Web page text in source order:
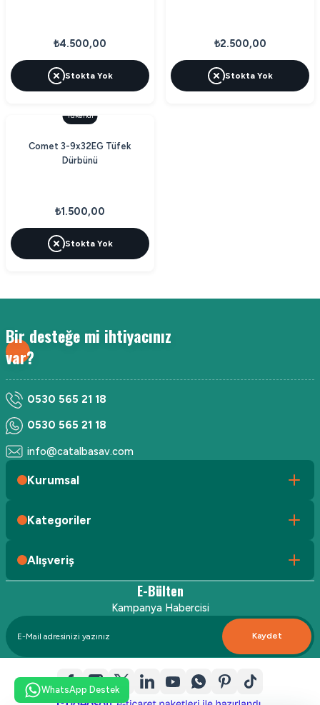
₺4.500,00
Stokta Yok
₺2.500,00
Stokta Yok
Tükendi
Comet 3-9x32EG Tüfek
Dürbünü
₺1.500,00
Stokta Yok
Bir desteğe mi ihtiyacınız
var?
0530 565 21 18
0530 565 21 18
info@catalbasav.com
Kurumsal
Kategoriler
Alışveriş
E-Bülten
Kampanya Habercisi
Kaydet
WhatsApp Destek
ideasoft